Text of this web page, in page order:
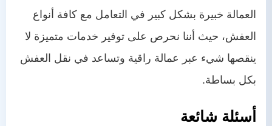
العمالة خبيرة بشكل كبير في التعامل مع كافة أنواع
العفش، حيث أننا نحرص على توفير خدمات متميزة لا
ينقصها شيء عبر عمالة راقية وتساعد في نقل العفش
بكل بساطة.
أسئلة شائعة